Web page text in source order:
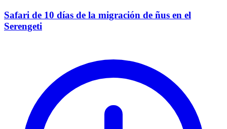
Safari de 10 días de la migración de ñus en el
Serengeti